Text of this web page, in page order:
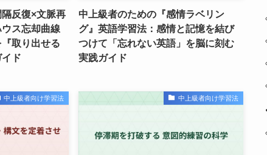
反復×文脈再
ス忘却曲線
取り出せる
ド
中上級者のための『感情ラベリン
グ』英語学習法：感情と記憶を結び
つけて「忘れない英語」を脳に刻む
実践ガイド
中上級者向け学習法 中上級者向け学習法